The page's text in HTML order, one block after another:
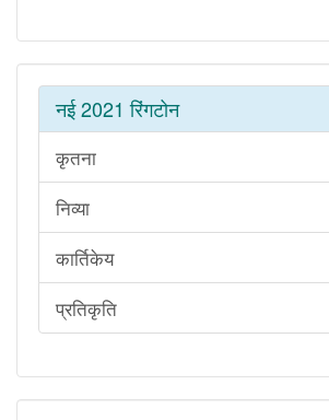
नई 2021 रिंगटोन
कृतना
निव्या
कार्तिकेय
प्रतिकृति